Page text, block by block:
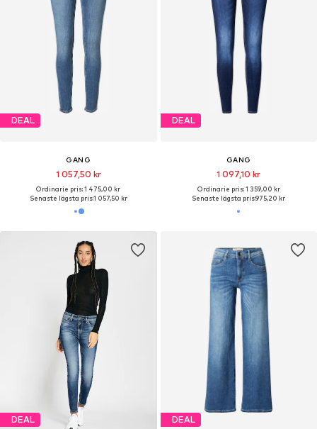
DEAL
GANG
1 057,50 kr
Ordinarie pris: 1 475,00 kr
Senaste lägsta pris:1 057,50 kr
DEAL
GANG
1 097,10 kr
Ordinarie pris: 1 359,00 kr
Senaste lägsta pris:975,20 kr
DEAL DEAL